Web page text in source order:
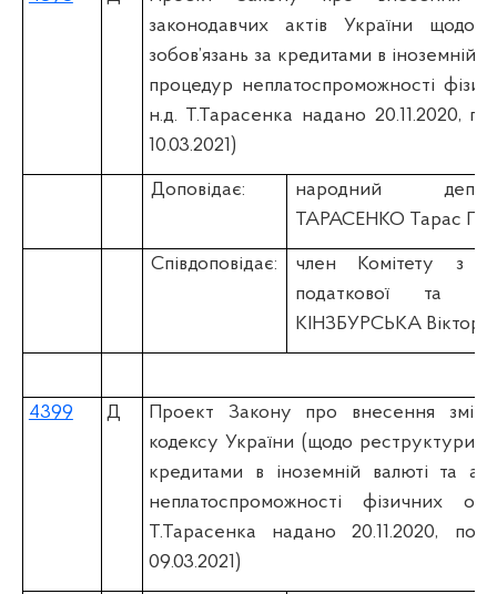
законодавчих актів України щодо
зобов’язань за кредитами в іноземній
процедур неплатоспроможності
н.д. Т.Тарасенка надано 20.11.2020,
10.03.2021)
Доповідає:
народний
ТАРАСЕНКО Тарас
Співдоповідає:
член Комітету з
податкової та
КІНЗБУРСЬКА
4399 Д
Проект Закону про внесення змін
кодексу України (щодо
кредитами в іноземній валюті та
неплатоспроможності фізичних
Т.Тарасенка надано 20.11.2020,
09.03.2021)